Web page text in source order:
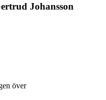
Johansson
över